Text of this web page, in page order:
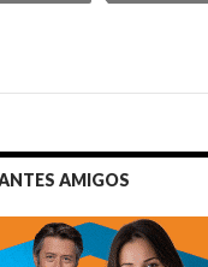
AMIGOS